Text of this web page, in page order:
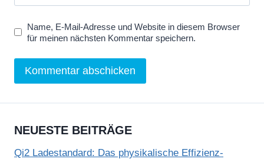
Name, E-Mail-Adresse und Website in diesem Browser
für meinen nächsten Kommentar speichern.
NEUESTE BEITRÄGE
Qi2 Ladestandard: Das physikalische Effizienz-